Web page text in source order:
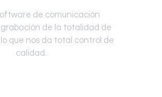
de comunicación
de la totalidad de
lo que nos da total control de
calidad.